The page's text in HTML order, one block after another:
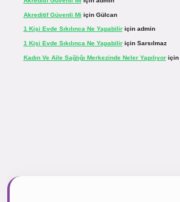
Akreditif Güvenli Mi için Gülcan
1 Kişi Evde Sıkılınca Ne Yapabiliriçin admin
1 Kişi Evde Sıkılınca Ne Yapabiliriçin Sarsılmaz
Kadın Ve Aile Sağlığı Merkezinde Neler Yapılıyoriçin